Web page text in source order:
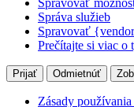
Správa služieb
Spravovať
Prečítajte si viac o
Prijať Odmietnúť
Zásady